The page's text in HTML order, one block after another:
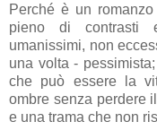
Perché è un
pieno di contrasti
umanissimi, non
una volta -
che può essere la
ombre senza perdere
e una trama che non